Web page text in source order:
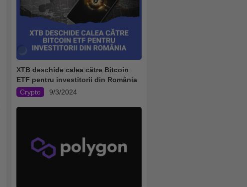
XTB deschide calea către Bitcoin
ETF pentru investitorii din România
Crypto
9/3/2024